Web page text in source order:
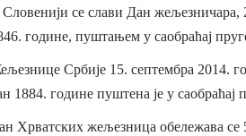
се слави Дан жељезничара,
године, пуштањем у саобраћај
Србије 15. септембра 2014.
1884. године пуштена је у
Хрватских жељезница обележава се